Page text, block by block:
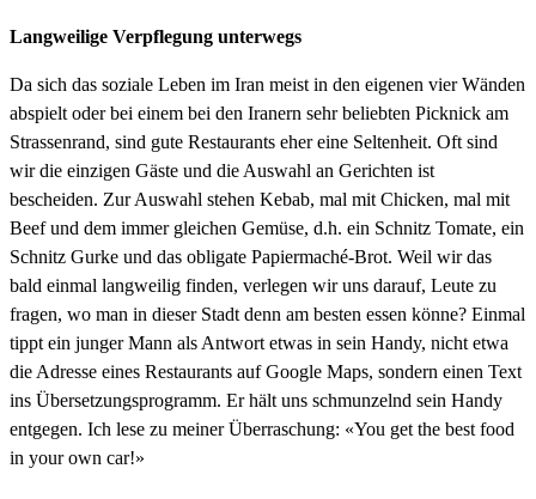
Langweilige Verpflegung unterwegs
Da sich das soziale Leben im Iran meist in den eigenen vier Wänden
abspielt oder bei einem bei den Iranern sehr beliebten Picknick am
Strassenrand, sind gute Restaurants eher eine Seltenheit. Oft sind
wir die einzigen Gäste und die Auswahl an Gerichten ist
bescheiden. Zur Auswahl stehen Kebab, mal mit Chicken, mal mit
Beef und dem immer gleichen Gemüse, d.h. ein Schnitz Tomate, ein
Schnitz Gurke und das obligate Papiermaché-Brot. Weil wir das
bald einmal langweilig finden, verlegen wir uns darauf, Leute zu
fragen, wo man in dieser Stadt denn am besten essen könne? Einmal
tippt ein junger Mann als Antwort etwas in sein Handy, nicht etwa
die Adresse eines Restaurants auf Google Maps, sondern einen Text
ins Übersetzungsprogramm. Er hält uns schmunzelnd sein Handy
entgegen. Ich lese zu meiner Überraschung: «You get the best food
in your own car!»